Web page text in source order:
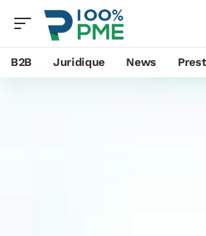
B2B Juridique News